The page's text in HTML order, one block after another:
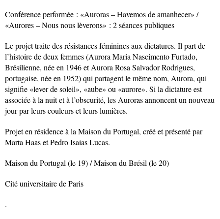
Conférence performée : «Auroras – Havemos de amanhecer» /
«Aurores – Nous nous lèverons» : 2 séances publiques
Le projet traite des résistances féminines aux dictatures. Il part de
l’histoire de deux femmes (Aurora Maria Nascimento Furtado,
Brésilienne, née en 1946 et Aurora Rosa Salvador Rodrigues,
portugaise, née en 1952) qui partagent le même nom, Aurora, qui
signifie «lever de soleil», «aube» ou «aurore». Si la dictature est
associée à la nuit et à l’obscurité, les Auroras annoncent un nouveau
jour par leurs couleurs et leurs lumières.
Projet en résidence à la Maison du Portugal, créé et présenté par
Marta Haas et Pedro Isaias Lucas.
Maison du Portugal (le 19) / Maison du Brésil (le 20)
Cité universitaire de Paris
.